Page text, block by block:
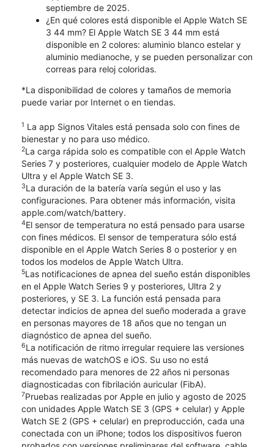
septiembre de 2025.
¿En qué colores está disponible el Apple Watch SE
3 44 mm? El Apple Watch SE 3 44 mm está
disponible en 2 colores: aluminio blanco estelar y
aluminio medianoche, y se pueden personalizar con
correas para reloj coloridas.
*La disponibilidad de colores y tamaños de memoria
puede variar por Internet o en tiendas.
1 La app Signos Vitales está pensada solo con fines de
bienestar y no para uso médico.
2La carga rápida solo es compatible con el Apple Watch
Series 7 y posteriores, cualquier modelo de Apple Watch
Ultra y el Apple Watch SE 3.
3La duración de la batería varía según el uso y las
configuraciones. Para obtener más información, visita
apple.com/watch/battery.
4El sensor de temperatura no está pensado para usarse
con fines médicos. El sensor de temperatura sólo está
disponible en el Apple Watch Series 8 o posterior y en
todos los modelos de Apple Watch Ultra.
5Las notificaciones de apnea del sueño están disponibles
en el Apple Watch Series 9 y posteriores, Ultra 2 y
posteriores, y SE 3. La función está pensada para
detectar indicios de apnea del sueño moderada a grave
en personas mayores de 18 años que no tengan un
diagnóstico de apnea del sueño.
6La notificación de ritmo irregular requiere las versiones
más nuevas de watchOS e iOS. Su uso no está
recomendado para menores de 22 años ni personas
diagnosticadas con fibrilación auricular (FibA).
7Pruebas realizadas por Apple en julio y agosto de 2025
con unidades Apple Watch SE 3 (GPS + celular) y Apple
Watch SE 2 (GPS + celular) en preproducción, cada una
conectada con un iPhone; todos los dispositivos fueron